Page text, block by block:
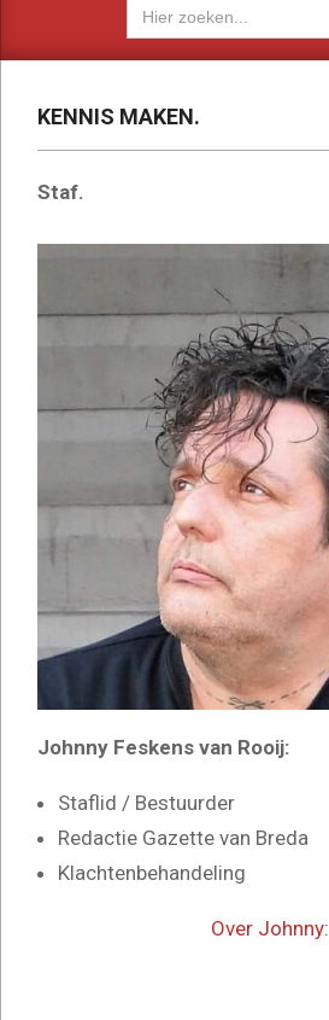
naar:
KENNIS MAKEN.
Staf.
Johnny Feskens van Rooij:
Staflid / Bestuurder
Redactie Gazette van Breda
Klachtenbehandeling
Over Johnny: